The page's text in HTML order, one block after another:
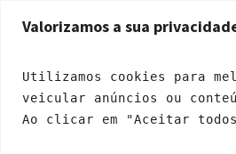
Valorizamos a sua
Utilizamos cookies para
veicular anúncios ou
Ao clicar em "Aceitar
INÍCIO